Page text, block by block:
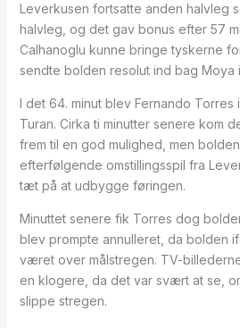
Leverkusen fortsatte anden halvleg
halvleg, og det gav bonus efter 57
Calhanoglu kunne bringe tyskerne
sendte bolden resolut ind bag Moya
I det 64. minut blev Fernando
Turan. Cirka ti minutter senere kom
frem til en god mulighed, men
efterfølgende omstillingsspil fra
tæt på at udbygge føringen.
Minuttet senere fik Torres dog
blev prompte annulleret, da bolden
været over målstregen. TV-
en klogere, da det var svært at se,
slippe stregen.